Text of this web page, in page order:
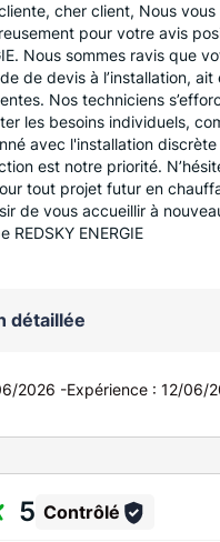
cher client, Nous vous
pour votre avis
Nous sommes ravis que
de devis à l’installation,
Nos techniciens
les besoins individuels,
avec l'installation
est notre priorité.
tout projet futur en
de vous accueillir à
REDSKY ENERGIE
détaillée
2026 -Expérience :12/06/
5 Contrôlé